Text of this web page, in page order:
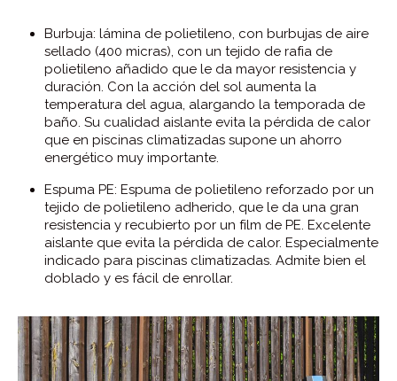
Burbuja: lámina de polietileno, con burbujas de aire
sellado (400 micras), con un tejido de rafia de
polietileno añadido que le da mayor resistencia y
duración. Con la acción del sol aumenta la
temperatura del agua, alargando la temporada de
baño. Su cualidad aislante evita la pérdida de calor
que en piscinas climatizadas supone un ahorro
energético muy importante.
Espuma PE: Espuma de polietileno reforzado por un
tejido de polietileno adherido, que le da una gran
resistencia y recubierto por un film de PE. Excelente
aislante que evita la pérdida de calor. Especialmente
indicado para piscinas climatizadas. Admite bien el
doblado y es fácil de enrollar.